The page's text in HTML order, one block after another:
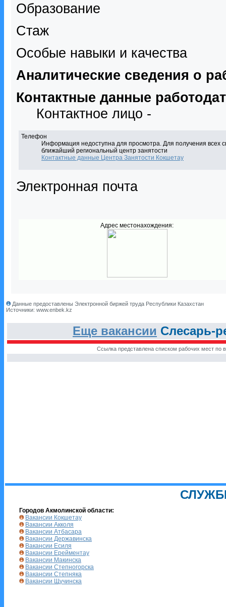
Образование
Стаж
Особые навыки и качества
Аналитические сведения о
Контактные данные
Контактное лицо -
Телефон
Информация недоступна для просмотра. Для получения всех
ближайший региональный центр занятости
Контактные данные Центра Занятости Кокшетау
Электронная почта
Адрес местонахождения:
Данные предоставлены Электронной биржей труда Республики Казахстан
Источники: www.enbek.kz
Еще вакансии Слесарь-
Ссылка представлена списком рабочих мест по
Городов Акмолинской области:
Вакансии Кокшетау
Вакансии Акколя
Вакансии Атбасара
Вакансии Державинска
Вакансии Есиля
Вакансии Ерейментау
Вакансии Макинска
Вакансии Степногорска
Вакансии Степняка
Вакансии Щучинска